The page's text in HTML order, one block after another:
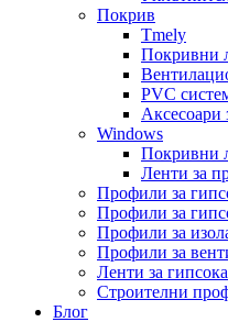
Покрив
Tmely
Покривни
PVC
Аксесоари
Windows
Покривни
Ленти за
Профили за
Профили за
Профили за
Профили за
Ленти за
Строителни
Блог